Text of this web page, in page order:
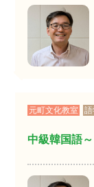
元町文化教室
中級韓国語